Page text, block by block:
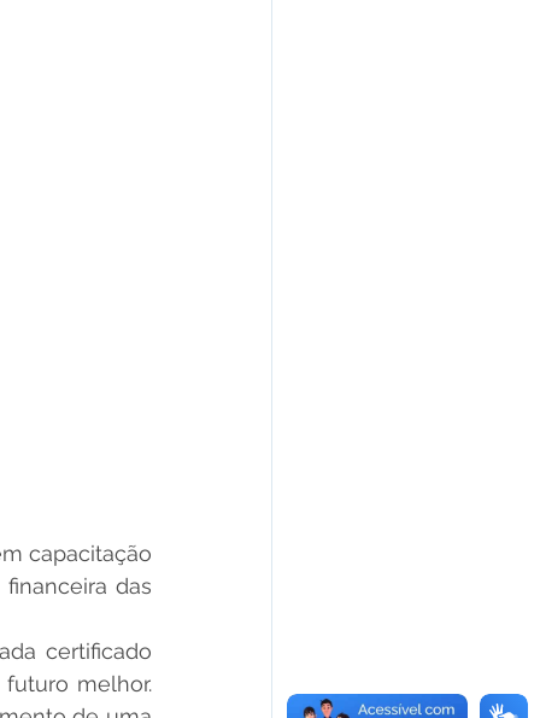
capacitação
das
certificado
melhor.